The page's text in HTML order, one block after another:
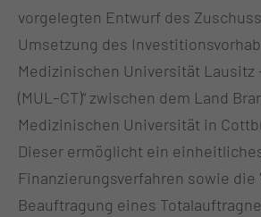
vorgelegten Entwurf des
Umsetzung des
Medizinischen Universität Lausitz
(MUL–CT)“ zwischen dem Land
Medizinischen Universität in
Dieser ermöglicht ein
Finanzierungsverfahren sowie die
Beauftragung eines